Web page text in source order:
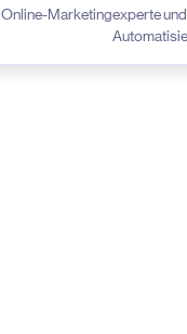
Online-Marketingexperte